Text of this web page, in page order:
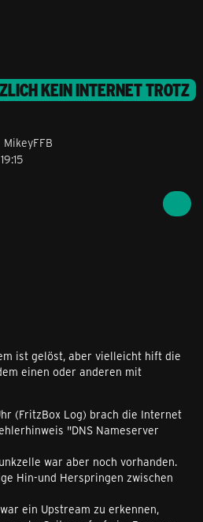
KEIN INTERNET TROTZ
MikeyFFB
ist gelöst, aber vielleicht hift die
einen oder anderen mit
(FritzBox Log) brach die Internet
"DNS Nameserver
war aber noch vorhanden.
Hin-und Herspringen zwischen
ein Upstream zu erkennen,